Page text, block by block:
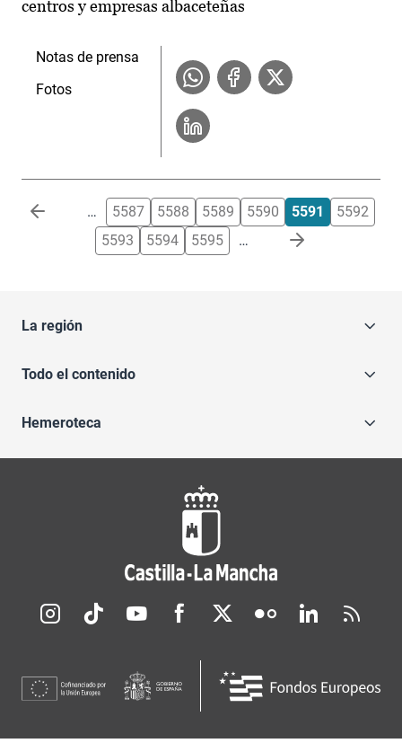
centros y empresas albaceteñas
Notas de prensa
Fotos
Paginación … 5587 5588 5589 5590 5591
5592
5593
5594 5595 …
La región
Todo el contenido
Hemeroteca
Redes sociales JCCM